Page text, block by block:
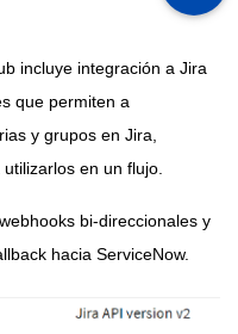
incluye integración a Jira
que permiten a
y grupos en Jira,
en un flujo.
bi-direccionales y
hacia ServiceNow.